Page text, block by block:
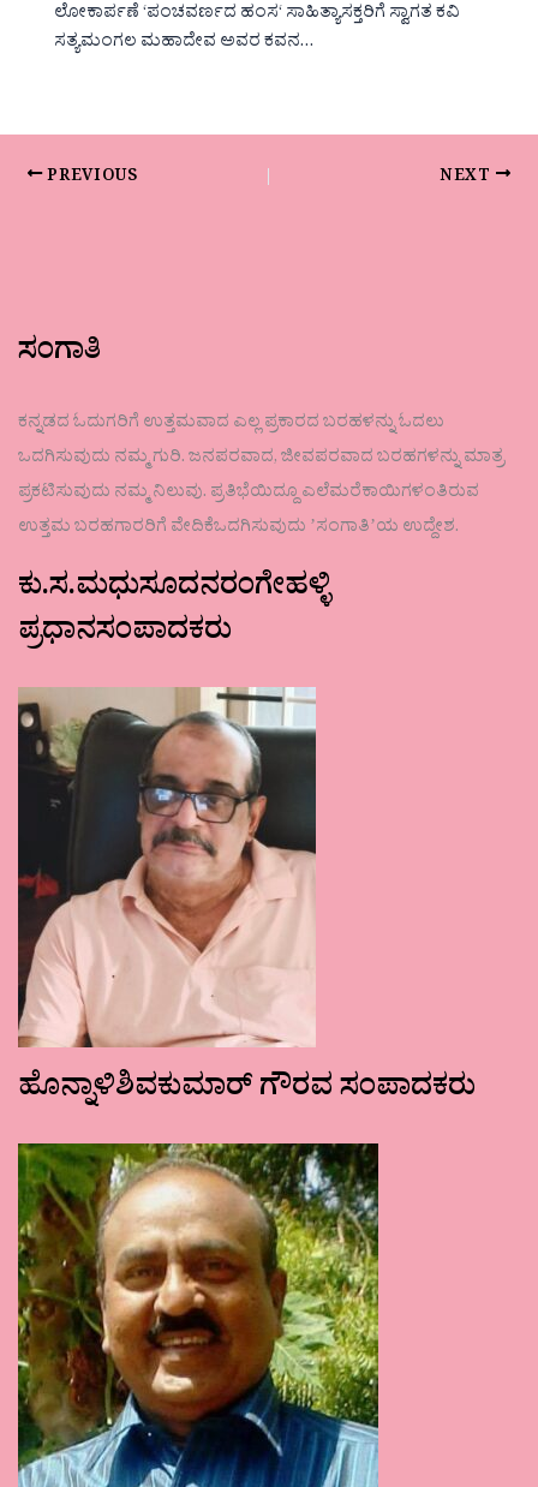
ಲೋಕಾರ್ಪಣೆ ‘ಪಂಚವರ್ಣದ ಹಂಸ‘ ಸಾಹಿತ್ಯಾಸಕ್ತರಿಗೆ ಸ್ವಾಗತ ಕವಿ
ಸತ್ಯಮಂಗಲ ಮಹಾದೇವ ಅವರ ಕವನ…
PREVIOUS NEXT
ಸಂಗಾತಿ
ಕನ್ನಡದ ಓದುಗರಿಗೆ ಉತ್ತಮವಾದ ಎಲ್ಲ ಪ್ರಕಾರದ ಬರಹಳನ್ನು ಓದಲು
ಒದಗಿಸುವುದು ನಮ್ಮ ಗುರಿ. ಜನಪರವಾದ, ಜೀವಪರವಾದ ಬರಹಗಳನ್ನು ಮಾತ್ರ
ಪ್ರಕಟಿಸುವುದು ನಮ್ಮ ನಿಲುವು. ಪ್ರತಿಭೆಯಿದ್ದೂ ಎಲೆಮರೆಕಾಯಿಗಳಂತಿರುವ
ಉತ್ತಮ ಬರಹಗಾರರಿಗೆ ವೇದಿಕೆಒದಗಿಸುವುದು ʼಸಂಗಾತಿʼಯ ಉದ್ದೇಶ.
ಕು.ಸ.ಮಧುಸೂದನರಂಗೇಹಳ್ಳಿ
ಪ್ರಧಾನಸಂಪಾದಕರು
ಹೊನ್ನಾಳಿಶಿವಕುಮಾರ್ ಗೌರವ ಸಂಪಾದಕರು